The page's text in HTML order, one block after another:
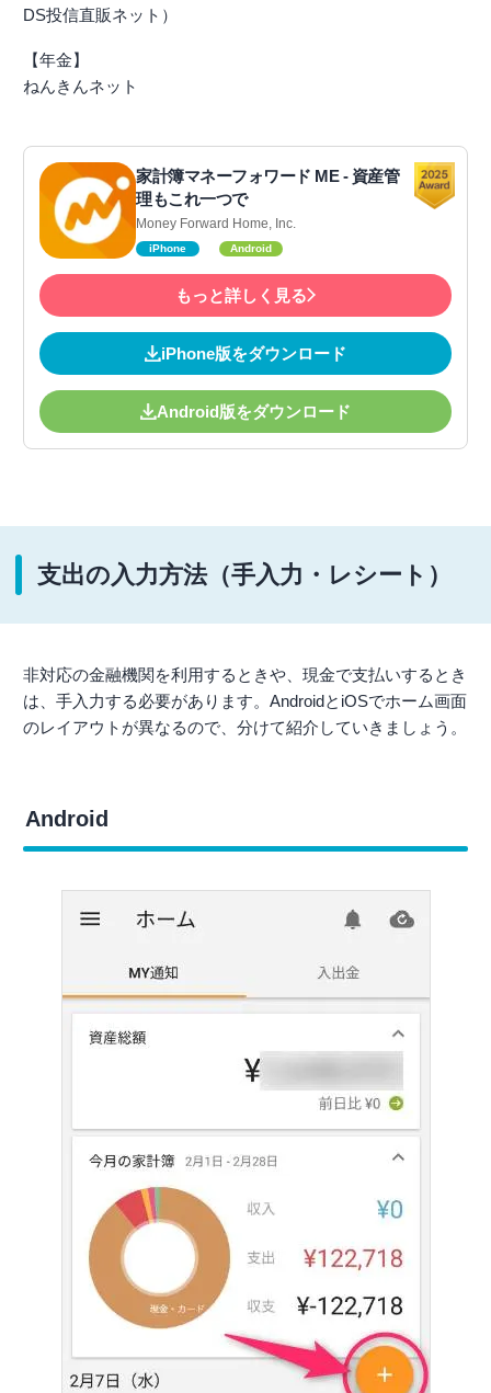
DS投信直販ネット）
【年金】
ねんきんネット
家計簿マネーフォワード ME - 資産管
理もこれ一つで
Money Forward Home, Inc.
iPhone Android
もっと詳しく見る
iPhone版をダウンロード
Android版をダウンロード
支出の入力方法（手入力・レシート）
非対応の金融機関を利用するときや、現金で支払いするとき
は、手入力する必要があります。AndroidとiOSでホーム画面
のレイアウトが異なるので、分けて紹介していきましょう。
Android